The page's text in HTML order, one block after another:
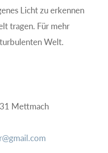
Licht zu erkennen
tragen. Für mehr
Welt.
Mettmach